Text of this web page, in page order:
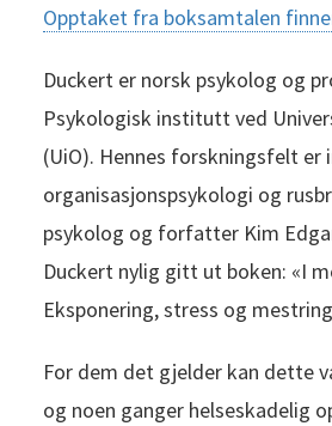
Opptaket fra boksamtalen
Duckert er norsk psykolog og
Psykologisk institutt ved
(UiO). Hennes forskningsfelt er
organisasjonspsykologi og
psykolog og forfatter Kim
Duckert nylig gitt ut boken: «I
Eksponering, stress og
For dem det gjelder kan dette
og noen ganger helseskadelig